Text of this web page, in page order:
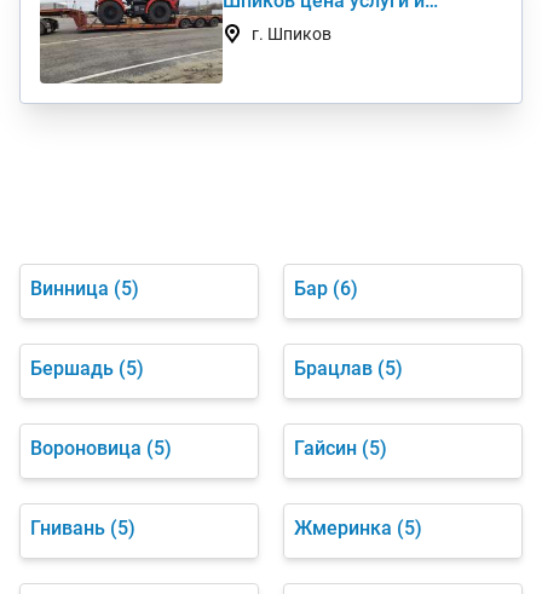
стоимость 1 км недорого
г. Шпиков
Винница (5) Бар (6)
Бершадь (5) Брацлав (5)
Вороновица (5) Гайсин (5)
Гнивань (5) Жмеринка (5)